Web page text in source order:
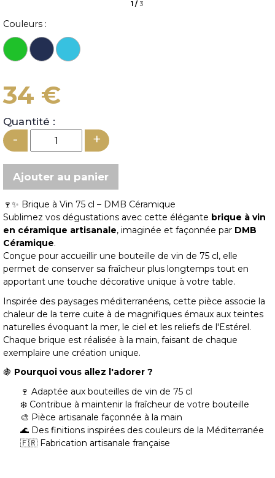
1 / 3
Couleurs :
34 €
Quantité :
- +
🍷✨ Brique à Vin 75 cl – DMB Céramique
Sublimez vos dégustations avec cette élégante brique à vin
en céramique artisanale, imaginée et façonnée par DMB
Céramique.
Conçue pour accueillir une bouteille de vin de 75 cl, elle
permet de conserver sa fraîcheur plus longtemps tout en
apportant une touche décorative unique à votre table.
Inspirée des paysages méditerranéens, cette pièce associe la
chaleur de la terre cuite à de magnifiques émaux aux teintes
naturelles évoquant la mer, le ciel et les reliefs de l'Estérel.
Chaque brique est réalisée à la main, faisant de chaque
exemplaire une création unique.
🍇 Pourquoi vous allez l'adorer ?
🍷 Adaptée aux bouteilles de vin de 75 cl
❄️ Contribue à maintenir la fraîcheur de votre bouteille
🎨 Pièce artisanale façonnée à la main
🌊 Des finitions inspirées des couleurs de la Méditerranée
🇫🇷 Fabrication artisanale française